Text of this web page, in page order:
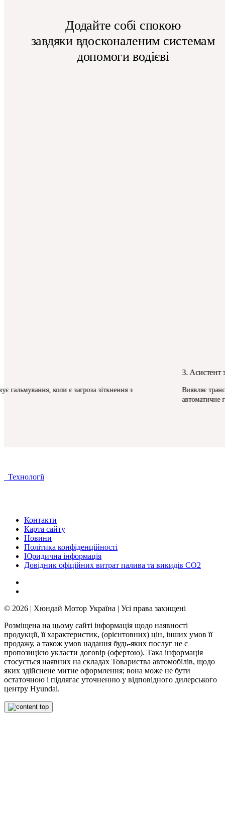
Додайте собі спокою
завдяки вдосконаленим системам
допомоги водієві
гальмування, коли є загроза зіткнення з
3. Асистент
Виявляє
автоматичне
Технології
Контакти
Карта сайту
Новини
Політика конфіденційності
Юридична інформація
Довідник офіційних витрат палива та викидів СО2
© 2026 | Хюндай Мотор Україна | Усі права захищені
Розміщена на цьому сайті інформація щодо наявності
продукції, її характеристик, (орієнтовних) цін, інших умов її
продажу, а також умов надання будь-яких послуг не є
пропозицією укласти договір (офертою). Така інформація
стосується наявних на складах Товариства автомобілів, щодо
яких здійснене митне оформлення; вона може не бути
остаточною і підлягає уточненню у відповідного дилерського
центру Hyundai.